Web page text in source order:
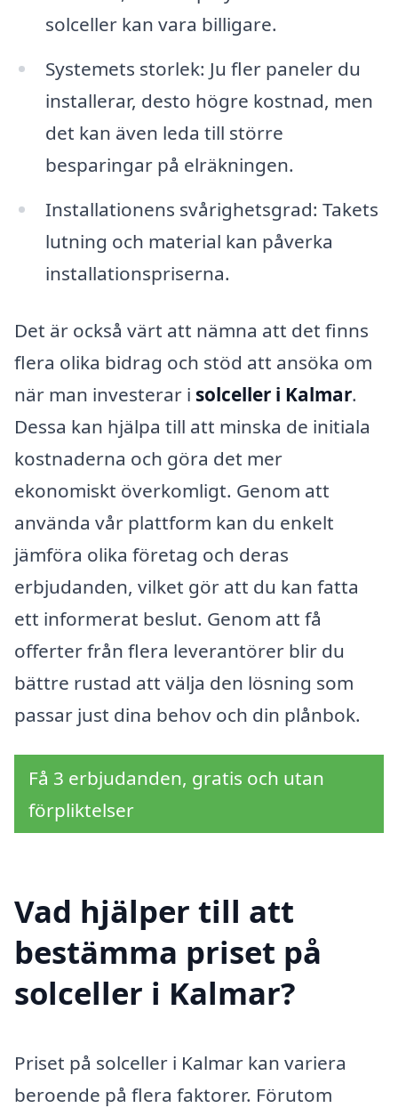
solceller kan vara billigare.
Systemets storlek: Ju fler paneler du
installerar, desto högre kostnad, men
det kan även leda till större
besparingar på elräkningen.
Installationens svårighetsgrad: Takets
lutning och material kan påverka
installationspriserna.
Det är också värt att nämna att det finns
flera olika bidrag och stöd att ansöka om
när man investerar i solceller i Kalmar.
Dessa kan hjälpa till att minska de initiala
kostnaderna och göra det mer
ekonomiskt överkomligt. Genom att
använda vår plattform kan du enkelt
jämföra olika företag och deras
erbjudanden, vilket gör att du kan fatta
ett informerat beslut. Genom att få
offerter från flera leverantörer blir du
bättre rustad att välja den lösning som
passar just dina behov och din plånbok.
Få 3 erbjudanden, gratis och utan
förpliktelser
Vad hjälper till att
bestämma priset på
solceller i Kalmar?
Priset på solceller i Kalmar kan variera
beroende på flera faktorer. Förutom